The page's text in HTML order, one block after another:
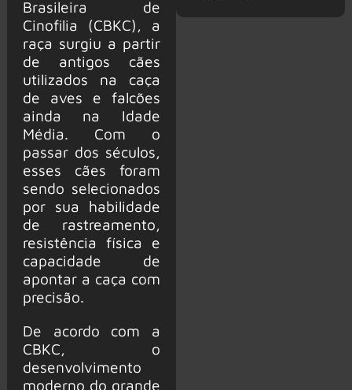
Brasileira de
Cinofilia (CBKC), a
raça surgiu a partir
de antigos cães
utilizados na caça
de aves e falcões
ainda na Idade
Média. Com o
passar dos séculos,
esses cães foram
sendo selecionados
por sua habilidade
de rastreamento,
resistência física e
capacidade de
apontar a caça com
precisão.
De acordo com a
CBKC, o
desenvolvimento
moderno do grande